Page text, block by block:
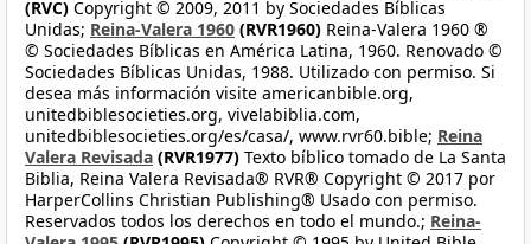
(RVC) Copyright © 2009, 2011 by Sociedades Bíblicas
Unidas; Reina-Valera 1960 (RVR1960) Reina-Valera 1960 ®
© Sociedades Bíblicas en América Latina, 1960. Renovado ©
Sociedades Bíblicas Unidas, 1988. Utilizado con permiso. Si
desea más información visite americanbible.org,
unitedbiblesocieties.org, vivelabiblia.com,
unitedbiblesocieties.org/es/casa/, www.rvr60.bible; Reina
Valera Revisada (RVR1977) Texto bíblico tomado de La Santa
Biblia, Reina Valera Revisada® RVR® Copyright © 2017 por
HarperCollins Christian Publishing® Usado con permiso.
Reservados todos los derechos en todo el mundo.; Reina-